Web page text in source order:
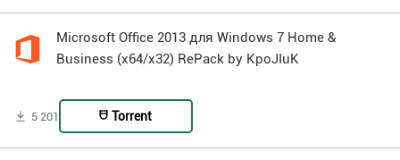
Microsoft Office 2013 для Windows 7 Home &
Business (x64/x32) RePack by KpoJIuK
5 201 Torrent